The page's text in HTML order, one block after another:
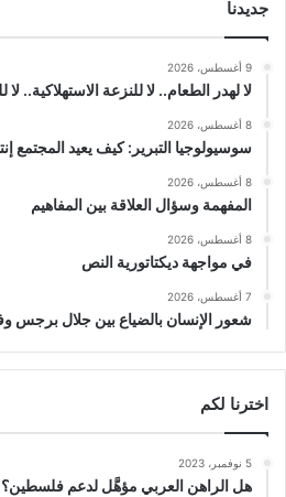
جديدنا
9 أغسطس، 2026
لا لهدر الطعام.. لا للنزعة الاستهلاكية.. لا
8 أغسطس، 2026
سوسيولوجيا التبرير: كيف يعيد المجتمع
8 أغسطس، 2026
المفهمة وسؤال العلاقة بين المفاهيم
8 أغسطس، 2026
في مواجهة ديكتاتورية النص
7 أغسطس، 2026
شعور الإنسان بالضياع بين جلال برجس
اخترنا لكم
5 نوفمبر، 2023
هل الراهن العربي مؤهَّل لدعم فلسطين؟